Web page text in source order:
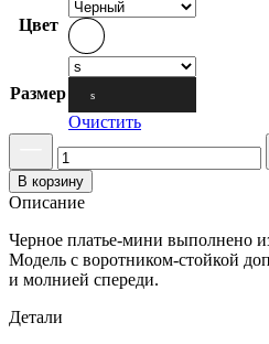
Цвет
Размер s
Очистить
В корзину
Описание
Черное платье-мини выполнено
Модель с воротником-стойкой
и молнией спереди.
Детали